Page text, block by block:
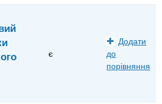
є
Додати
до
порівняння